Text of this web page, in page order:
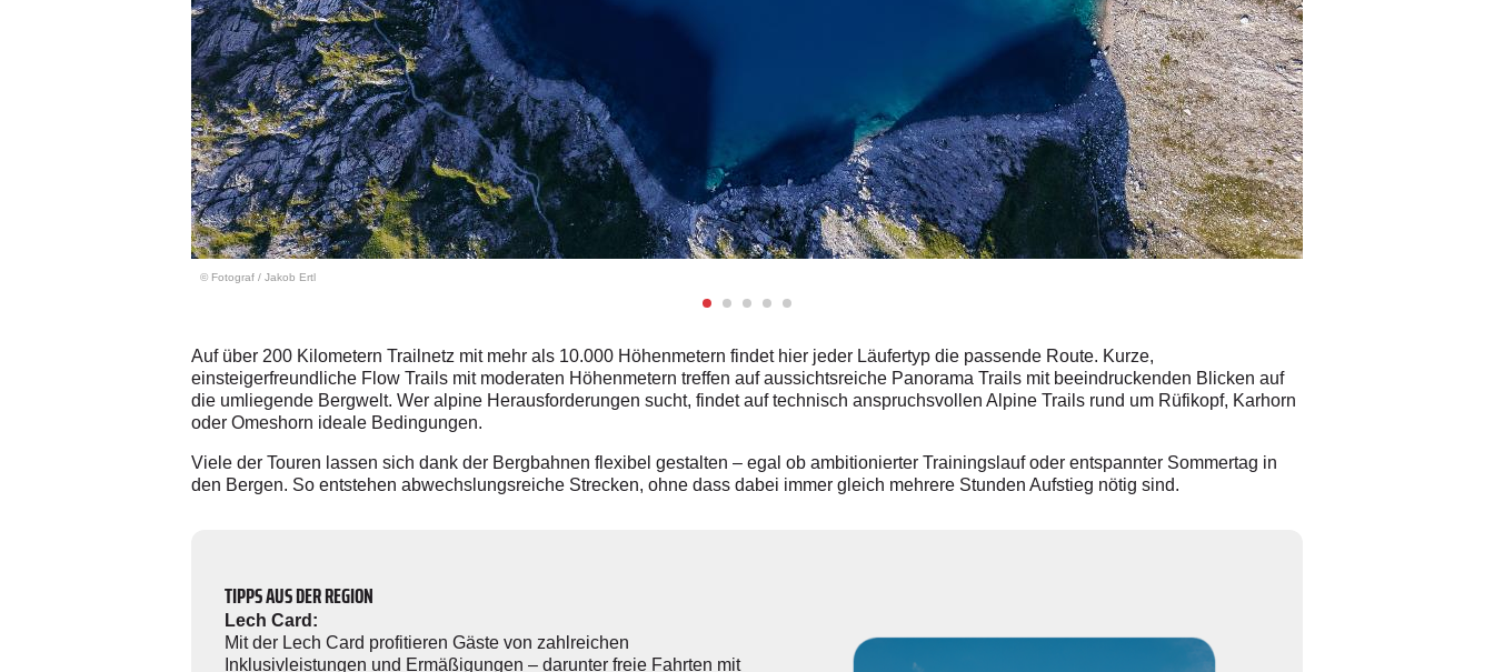
© Fotograf / Jakob Ertl
Auf über 200 Kilometern Trailnetz mit mehr als 10.000 Höhenmetern findet hier jeder Läufertyp die passende Route. Kurze,
einsteigerfreundliche Flow Trails mit moderaten Höhenmetern treffen auf aussichtsreiche Panorama Trails mit beeindruckenden Blicken auf
die umliegende Bergwelt. Wer alpine Herausforderungen sucht, findet auf technisch anspruchsvollen Alpine Trails rund um Rüfikopf, Karhorn
oder Omeshorn ideale Bedingungen.
Viele der Touren lassen sich dank der Bergbahnen flexibel gestalten – egal ob ambitionierter Trainingslauf oder entspannter Sommertag in
den Bergen. So entstehen abwechslungsreiche Strecken, ohne dass dabei immer gleich mehrere Stunden Aufstieg nötig sind.
TIPPS AUS DER REGION
Lech Card:
Mit der Lech Card profitieren Gäste von zahlreichen
Inklusivleistungen und Ermäßigungen – darunter freie Fahrten mit